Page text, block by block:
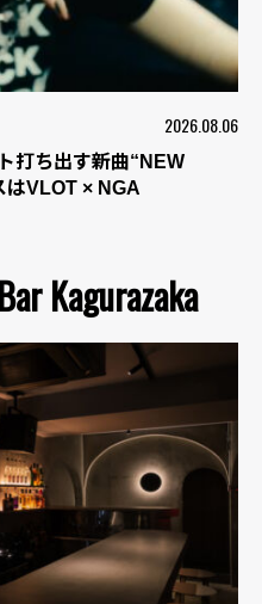
2026.08.06
打ち出す新曲“NEW
VLOT × NGA
Kagurazaka